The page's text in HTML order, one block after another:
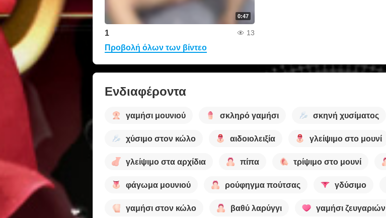
0:47
1 13
Προβολή όλων των βίντεο
Ενδιαφέροντα
γαμήσι μουνιού σκληρό γαμήσι σκηνή χυσίματος
χύσιμο στον κώλο αιδοιολειξία γλείψιμο στο μουνί
γλείψιμο στα αρχίδια πίπα τρίψιμο στο μουνί
φάγωμα μουνιού ρούφηγμα πούτσας γδύσιμο
γαμήσι στον κώλο βαθύ λαρύγγι γαμήσι ζευγαριών